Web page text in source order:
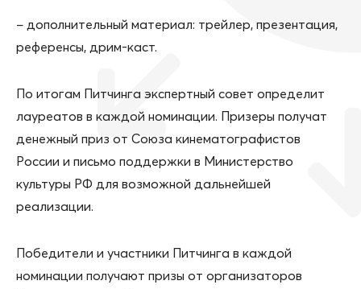
− дополнительный материал: трейлер, презентация,
референсы, дрим-каст.
По итогам Питчинга экспертный совет определит
лауреатов в каждой номинации. Призеры получат
денежный приз от Союза кинематографистов
России и письмо поддержки в Министерство
культуры РФ для возможной дальнейшей
реализации.
Победители и участники Питчинга в каждой
номинации получают призы от организаторов